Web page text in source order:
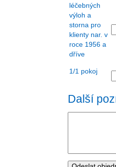
léčebných
výloh a
storna pro
klienty nar. v
roce 1956 a
dříve
1/1 pokoj
Další